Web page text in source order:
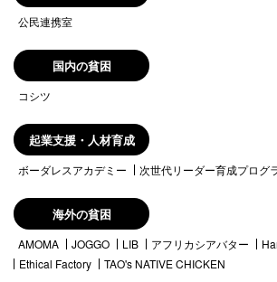
公民連携室
国内の貧困
コシツ
起業支援・人材育成
ボーダレスアカデミー 次世代リーダー育成プログ
海外の貧困
AMOMA JOGGO LIB アフリカシアバター
Ethical Factory
TAO's NATIVE CHICKEN